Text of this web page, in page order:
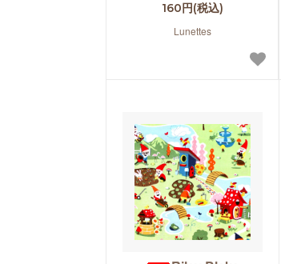
160円(税込)
Lunettes